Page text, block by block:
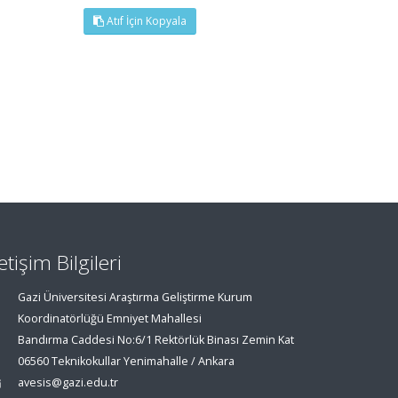
Atıf İçin Kopyala
Bilgileri
Gazi Üniversitesi Araştırma Geliştirme Kurum
Koordinatörlüğü Emniyet Mahallesi
Bandırma Caddesi No:6/1 Rektörlük Binası Zemin Kat
06560 Teknikokullar Yenimahalle / Ankara
avesis@gazi.edu.tr